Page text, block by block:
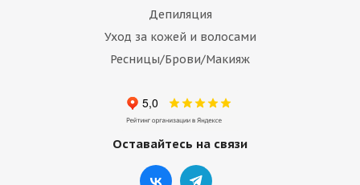
Депиляция
Уход за кожей и волосами
Ресницы/Брови/Макияж
Оставайтесь на связи